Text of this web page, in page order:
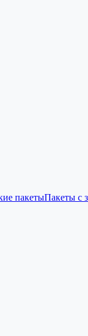
пакетыПакеты с